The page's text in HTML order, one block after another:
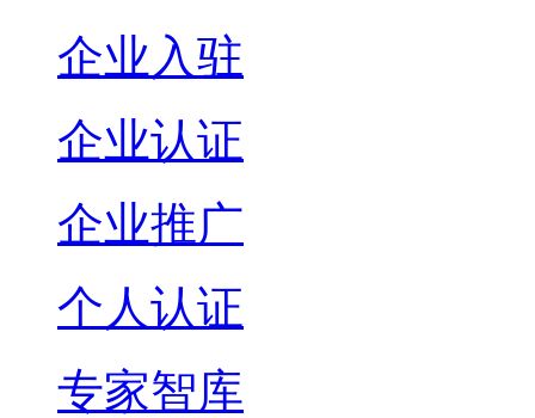
企业入驻
企业认证
企业推广
个人认证
专家智库